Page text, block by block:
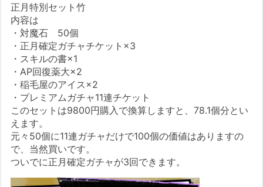
正月特別セット竹
内容は
・対魔石 50個
・正月確定ガチャチケット×3
・スキルの書×1
・AP回復薬大×2
・稲毛屋のアイス×2
・プレミアムガチャ11連チケット
このセットは9800円購入で換算しますと、78.1個分とい
えます。
元々50個に11連ガチャだけで100個の価値はありますの
で、当然買いです。
ついでに正月確定ガチャが3回できます。